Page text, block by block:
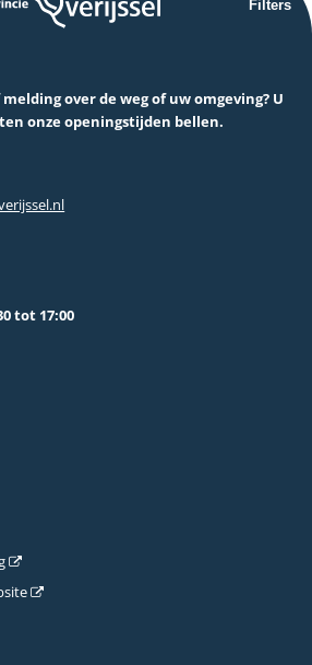
Filters
over de weg of uw omgeving? U
onze openingstijden bellen.
tot 17:00